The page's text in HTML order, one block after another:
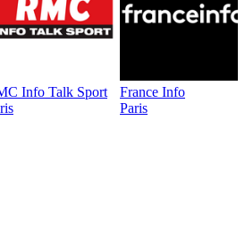
Info Talk Sport
France Info
Paris